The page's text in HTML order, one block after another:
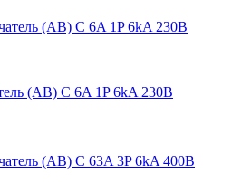
(АВ) C 6A 1P 6kA 230В